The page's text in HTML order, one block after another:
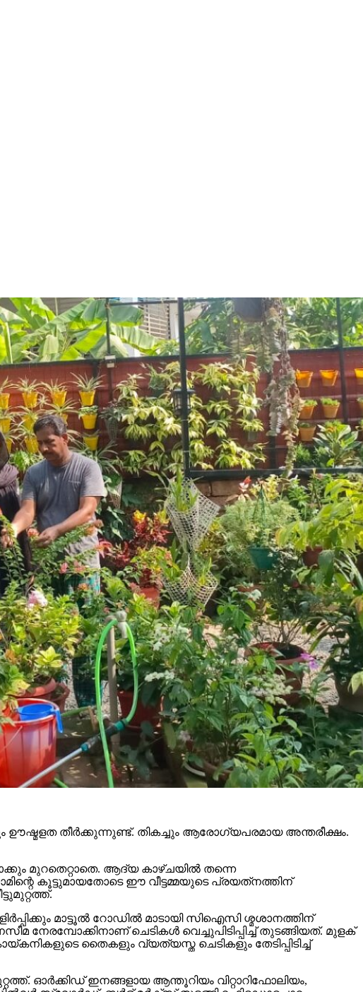
തീര്‍ക്കുന്നുണ്ട്. തികച്ചും ആരോഗ്യപരമായ അന്തരീക്ഷം.
മുറതെറ്റാതെ. ആദ്യ കാഴ്ചയില്‍ തന്നെ
കൂട്ടുമായതോടെ ഈ വീട്ടമ്മയുടെ പ്രയത്‌നത്തിന്
മാട്ടൂല്‍ റോഡില്‍ മാടായി സിഐസി ശ്മശാനത്തിന്
നേരമ്പോക്കിനാണ് ചെടികള്‍ വെച്ചുപിടിപ്പിച്ച് തുടങ്ങിയത്. മുളക്
തൈകളും വ്യത്യസ്ത ചെടികളും തേടിപ്പിടിച്ച്
ഓര്‍ക്കിഡ് ഇനങ്ങളായ ആന്തൂറിയം വിറ്റാറിഫോലിയം,